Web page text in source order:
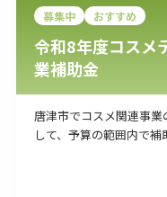
募集中 おすすめ
令和8年度コスメ
業補助金
唐津市でコスメ関連事
して、予算の範囲内で補